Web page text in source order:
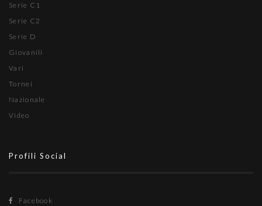
Serie C1
Serie C2
Serie D
Giovanili
Vari
Tornei
Nazionale
Video
Profili Social
Facebook